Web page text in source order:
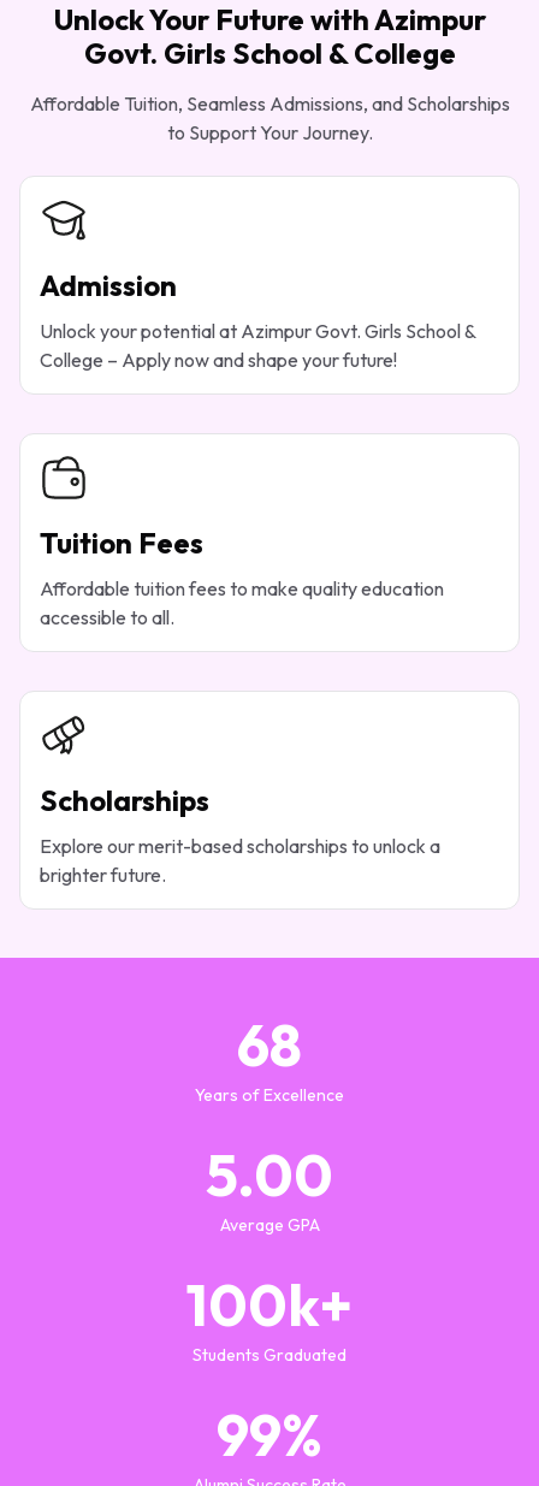
Unlock Your Future with Azimpur
Govt. Girls School & College
Affordable Tuition, Seamless Admissions, and Scholarships
to Support Your Journey.
Admission
Unlock your potential at Azimpur Govt. Girls School &
College – Apply now and shape your future!
Tuition Fees
Affordable tuition fees to make quality education
accessible to all.
Scholarships
Explore our merit-based scholarships to unlock a
brighter future.
68
Years of Excellence
5.00
Average GPA
100k+
Students Graduated
99%